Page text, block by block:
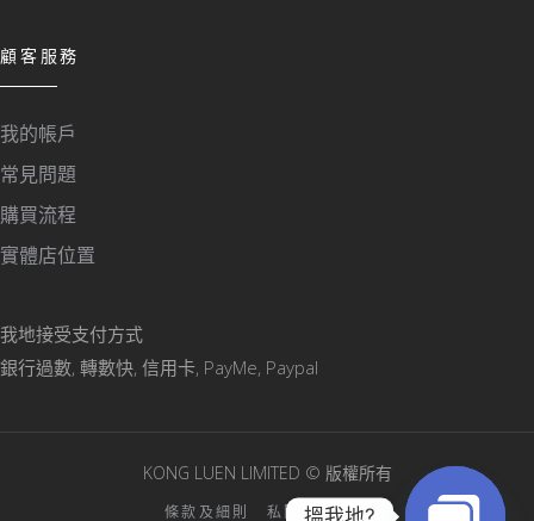
顧客服務
我的帳戶
常見問題
購買流程
實體店位置
我地接受支付方式
銀行過數, 轉數快, 信用卡, PayMe, Paypal
KONG LUEN LIMITED © 版權所有
條款及細則 私隱政策聲明
搵我地?